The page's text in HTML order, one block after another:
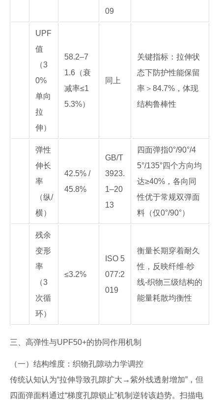
09
UPF
值
（3
0%
单向
拉
伸）
58.2–7
1.6（衰
减率≤1
5.3%）
同上
关键指标：拉伸状
态下防护性能保留
率＞84.7%，体现
结构鲁棒性
弹性
伸长
率
（纵/
横）
42.5% /
45.8%
GB/T
3923.
1–20
13
四面弹指0°/90°/4
5°/135°四个方向均
达≥40%，各向同
性优于常规双弹面
料（仅0°/90°）
残余
变形
率
（3
次循
环）
≤3.2%
ISO 5
077:2
019
衡量长期穿着耐久
性，反映纤维-纱
线-织物三级结构的
能量耗散均衡性
三、高弹性与UPF50+的协同作用机制
（一）结构维度：织物孔隙动力学调控
传统认知认为“拉伸导致孔隙扩大→紫外线透射增加”，但
四面弹面料通过“梯度孔隙锁止”机制逆转该趋势。扫描电